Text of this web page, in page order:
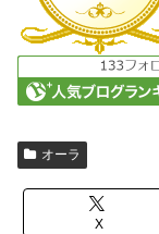
オーラ
X